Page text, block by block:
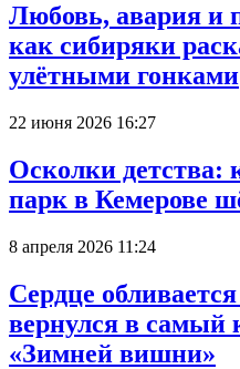
Любовь, авария и
как сибиряки
улётными гонками
22 июня 2026 16:27
Осколки детства:
парк в Кемерове
8 апреля 2026 11:24
Сердце
вернулся в
«Зимней вишни»